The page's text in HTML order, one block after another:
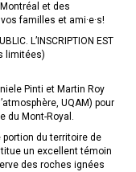
et des
familles et ami·e·s!
L’INSCRIPTION EST
limitées)
Pinti et Martin Roy
UQAM) pour
du Mont-Royal.
portion du territoire de
un excellent témoin
des roches ignées